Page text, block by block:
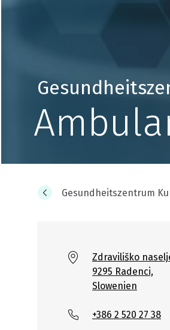
Gesundheitszentrum
Zdraviliško
9295 Radenci,
Slowenien
+386 2 520 27 38